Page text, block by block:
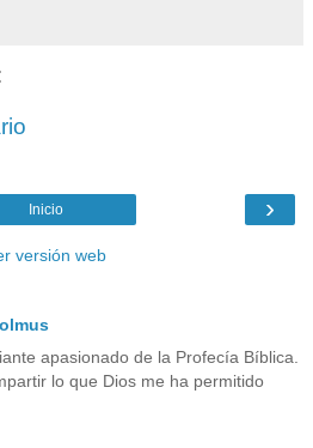
›
Inicio
versión web
apasionado de la Profecía Bíblica.
lo que Dios me ha permitido